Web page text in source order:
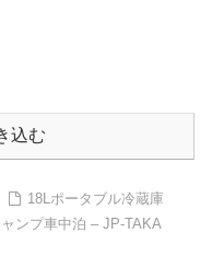
込む
18Lポータブル冷蔵庫
ンプ車中泊 – JP-TAKA